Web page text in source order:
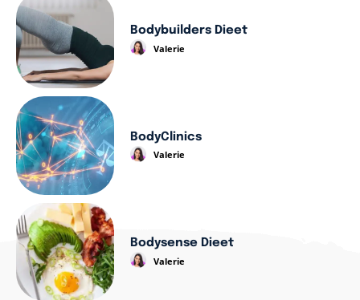
Bodybuilders Dieet
Valerie
BodyClinics
Valerie
Bodysense Dieet
Valerie